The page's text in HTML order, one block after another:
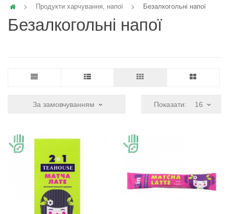
Продукти харчування, напої Безалкогольні напої
Безалкогольні напої
За замовчуванням Показати: 16